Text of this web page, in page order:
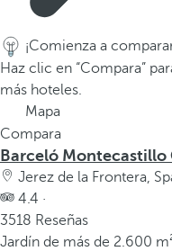
e
m
e
g
e
n
t
e
.
¡Comienza a
Haz clic en “Compara”
más hoteles.
Mapa
Compara
Barceló Montecastillo
Jerez de la Frontera,
4.4 ·
3518 Reseñas
Jardín de más de 2.600